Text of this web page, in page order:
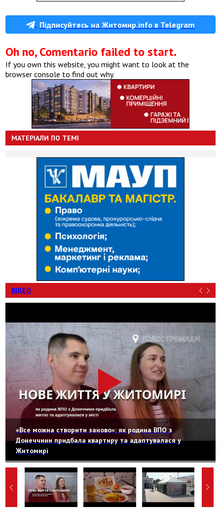
Підписуйтесь на Житомир.info в Telegram
Oh no, Comentario failed to start.
If you own this website, you might want to look at the
browser console to find out why.
МАТЕРІАЛИ ПО ТЕМІ
ВІДЕО
«Все можна створити заново»: як родина ВПО з
Донеччини придбала квартиру та адаптувалася у
Житомирі